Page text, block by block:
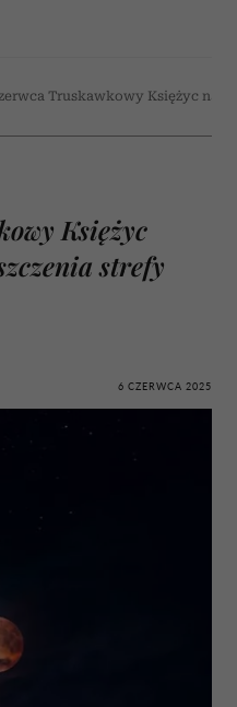
Truskawkowy Księżyc
Księżyc
strefy
6 CZERWCA 2025